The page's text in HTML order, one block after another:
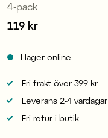
4-pack
Pris :119 kr
119 kr
I lager online
Fri frakt över 399 kr
Leverans 2-4 vardagar
Fri retur i butik